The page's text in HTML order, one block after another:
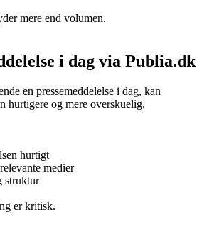
mere end volumen.
i dag via Publia.dk
en pressemeddelelse i dag, kan
hurtigere og mere overskuelig.
hurtigt
medier
struktur
er kritisk.